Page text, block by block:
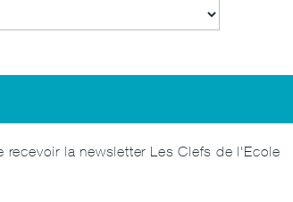
recevoir la newsletter Les Clefs de l'Ecole